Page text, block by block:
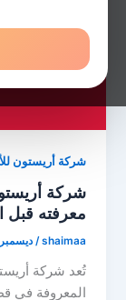
شركة أريستون
شركة
معرفته قبل
shaimaa
/ديسمبر 4,
تُعد شركة
المعروفة في